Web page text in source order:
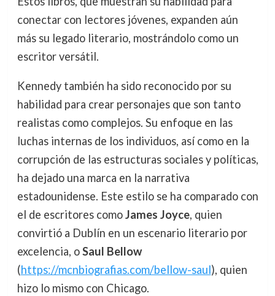
conectar con lectores jóvenes, expanden aún
más su legado literario, mostrándolo como un
escritor versátil.
Kennedy también ha sido reconocido por su
habilidad para crear personajes que son tanto
realistas como complejos. Su enfoque en las
luchas internas de los individuos, así como en la
corrupción de las estructuras sociales y políticas,
ha dejado una marca en la narrativa
estadounidense. Este estilo se ha comparado con
el de escritores comoJames Joyce, quien
convirtió a Dublín en un escenario literario por
excelencia, oSaul Bellow
(https://mcnbiografias.com/bellow-saul), quien
hizo lo mismo con Chicago.